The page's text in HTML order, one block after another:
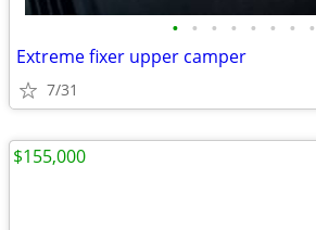
• • • • • • • •
Extreme fixer upper camper
7/31
$155,000